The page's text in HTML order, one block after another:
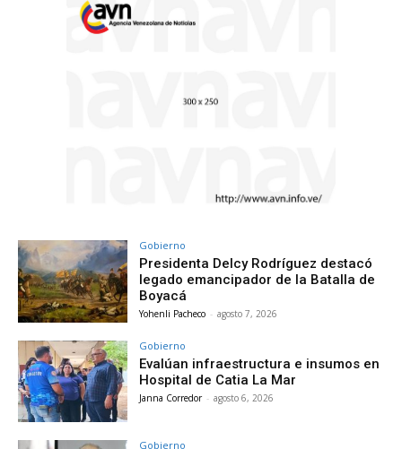
Gobierno
Presidenta Delcy Rodríguez destacó
legado emancipador de la Batalla de
Boyacá
Yohenli Pacheco - agosto 7, 2026
Gobierno
Evalúan infraestructura e insumos en
Hospital de Catia La Mar
Janna Corredor - agosto 6, 2026
Gobierno